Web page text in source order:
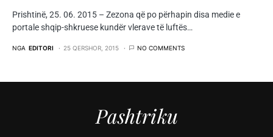
Prishtinë, 25. 06. 2015 – Zezona që po përhapin disa medie e
portale shqip-shkruese kundër vlerave të luftës…
NGA EDITORI 25 QERSHOR, 2015 NO COMMENTS
Pashtriku